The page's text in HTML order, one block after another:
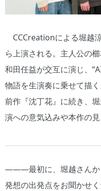
CCCreationによる堀越
ら上演される。主人公の
和田任益が交互に演じ、
物語を生演奏に乗せて描
前作『沈丁花』に続き、
演への意気込みや本作の見
―――最初に、堀越さんか
発想の出発点をお聞かせく